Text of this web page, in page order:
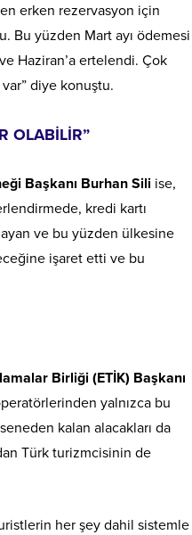
erken rezervasyon için
Bu yüzden Mart ayı ödemesi
Haziran’a ertelendi. Çok
diye konuştu.
OLABİLİR”
Başkanı Burhan Sili ise,
kredi kartı
ve bu yüzden ülkesine
işaret etti ve bu
Birliği (ETİK) Başkanı
yalnızca bu
kalan alacakları da
Türk turizmcisinin de
her şey dahil sistemle